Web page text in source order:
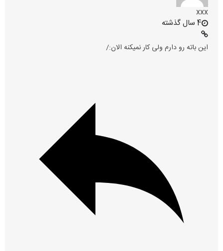
xxx
4 سال گذشته
این باته رو دارم ولی کار نمیکنه الان:/